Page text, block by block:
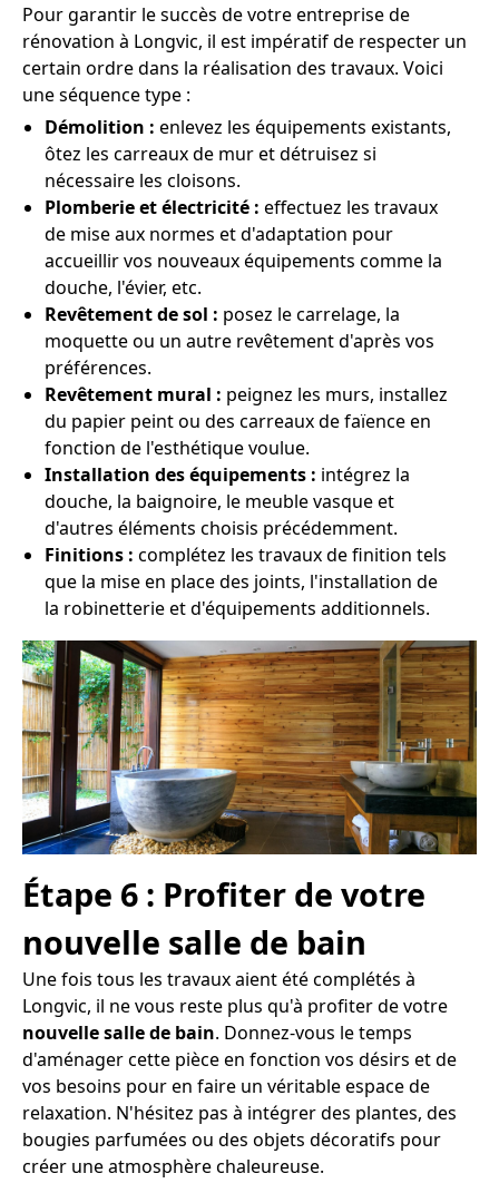
Pour garantir le succès de votre entreprise de
rénovation à Longvic, il est impératif de respecter un
certain ordre dans la réalisation des travaux. Voici
une séquence type :
Démolition : enlevez les équipements existants,
ôtez les carreaux de mur et détruisez si
nécessaire les cloisons.
Plomberie et électricité : effectuez les travaux
de mise aux normes et d'adaptation pour
accueillir vos nouveaux équipements comme la
douche, l'évier, etc.
Revêtement de sol : posez le carrelage, la
moquette ou un autre revêtement d'après vos
préférences.
Revêtement mural : peignez les murs, installez
du papier peint ou des carreaux de faïence en
fonction de l'esthétique voulue.
Installation des équipements : intégrez la
douche, la baignoire, le meuble vasque et
d'autres éléments choisis précédemment.
Finitions : complétez les travaux de finition tels
que la mise en place des joints, l'installation de
la robinetterie et d'équipements additionnels.
Étape 6 : Profiter de votre
nouvelle salle de bain
Une fois tous les travaux aient été complétés à
Longvic, il ne vous reste plus qu'à profiter de votre
nouvelle salle de bain. Donnez-vous le temps
d'aménager cette pièce en fonction vos désirs et de
vos besoins pour en faire un véritable espace de
relaxation. N'hésitez pas à intégrer des plantes, des
bougies parfumées ou des objets décoratifs pour
créer une atmosphère chaleureuse.